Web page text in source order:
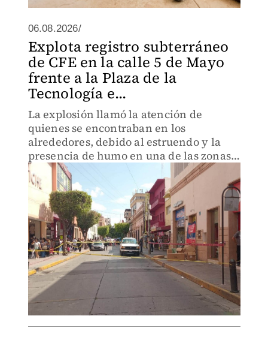
06.08.2026/
Explota registro subterráneo
de CFE en la calle 5 de Mayo
frente a la Plaza de la
Tecnología e...
La explosión llamó la atención de
quienes se encontraban en los
alrededores, debido al estruendo y la
presencia de humo en una de las zonas
con mayor afluencia peatonal del
Centro Histórico.